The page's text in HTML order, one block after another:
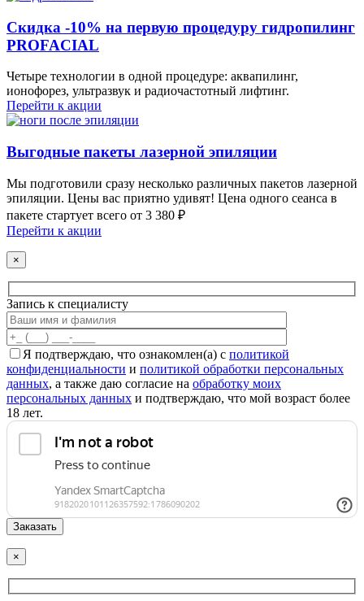
Скидка -10% на первую процедуру гидропилинг
PROFACIAL
Четыре технологии в одной процедуре: аквапилинг,
ионофорез, ультразвук и радиочастотный лифтинг.
Перейти к акции
Выгодные пакеты лазерной эпиляции
Мы подготовили сразу несколько различных пакетов лазерной
эпиляции. Цены вас приятно удивят! Цена одного сеанса в
пакете стартует всего от 3 380 ₽
Перейти к акции
×
Запись к специалисту
Я подтверждаю, что ознакомлен(а) с политикой
конфиденциальности и политикой обработки персональных
данных, а также даю согласие на обработку моих
персональных данных и подтверждаю, что мой возраст более
18 лет.
×